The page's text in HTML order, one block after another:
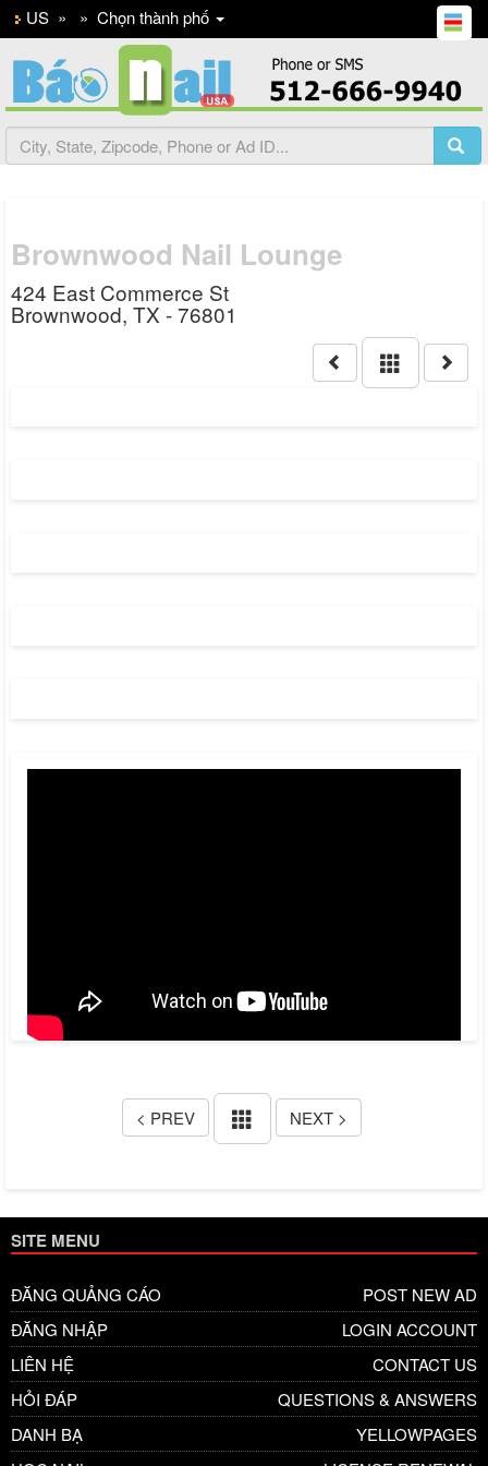
US » » Chọn thành phố
Brownwood Nail Lounge
424 East Commerce St
Brownwood, TX - 76801
< PREV NEXT >
SITE MENU
ĐĂNG QUẢNG CÁO
POST NEW AD
ĐĂNG NHẬP
LOGIN ACCOUNT
LIÊN HỆ
CONTACT US
HỎI ĐÁP
QUESTIONS & ANSWERS
DANH BẠ
YELLOWPAGES